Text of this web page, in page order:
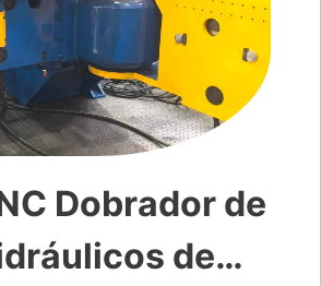
Dobrador de
de